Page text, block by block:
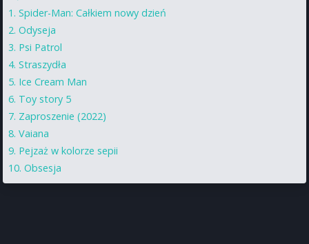
Spider-Man: Całkiem nowy dzień
Odyseja
Psi Patrol
Straszydła
Ice Cream Man
Toy story 5
Zaproszenie (2022)
Vaiana
Pejzaż w kolorze sepii
Obsesja